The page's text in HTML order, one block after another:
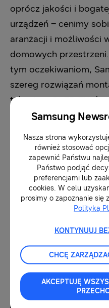
oprócz jakości i
urządzeń – cenimy
aranżacji i możliwości
domowych
tym oczekiwaniom,
szereg rozwiązań
telewizor QLED TV
wnętrza.
Jedną z opcji
Gap, który pozwala
przy samej ścianie.
instalacja jest łatwa i
daje także możliwość
do ściany, co
poziomowania.
Samsung
Nasza strona
również stosować
zapewnić Państwu
Państwo podjąć
preferencjami lub
cookies. W celu
prosimy o zapoznanie się z
Polityką
KONTYNUUJ
CHCĘ
AKCEPTUJĘ